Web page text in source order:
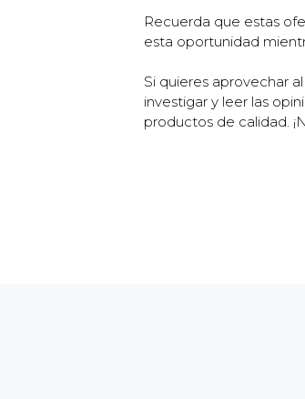
Recuerda que estas
esta oportunidad
Si quieres aprovechar
investigar y leer las
productos de calidad.